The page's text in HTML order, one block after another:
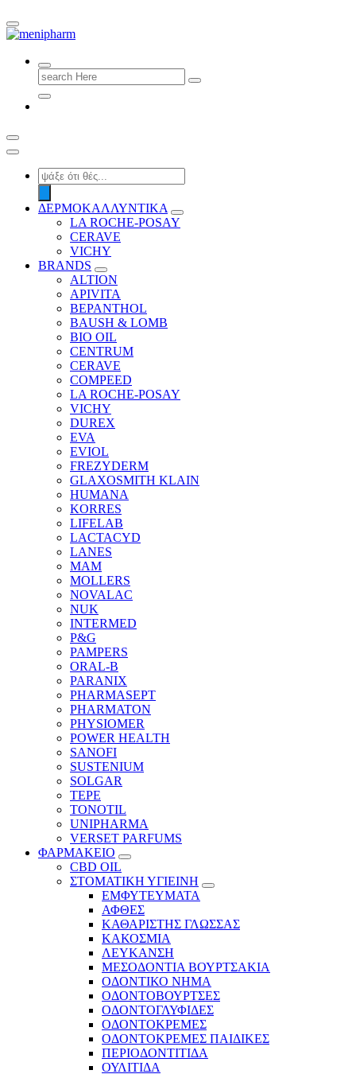
shop 2 easily
Search
for:
Products
search
ΔΕΡΜΟΚΑΛΛΥΝΤΙΚΑ
LA ROCHE-POSAY
CERAVE
VICHY
BRANDS
ALTION
APIVITA
BEPANTHOL
BAUSH & LOMB
BIO OIL
CENTRUM
CERAVE
COMPEED
LA ROCHE-POSAY
VICHY
DUREX
EVA
EVIOL
FREZYDERM
GLAXOSMITH KLAIN
HUMANA
KORRES
LIFELAB
LACTACYD
LANES
MAM
MOLLERS
NOVALAC
NUK
INTERMED
P&G
PAMPERS
ORAL-B
PARANIX
PHARMASEPT
PHARMATON
PHYSIOMER
POWER HEALTH
SANOFI
SUSTENIUM
SOLGAR
TEPE
TONOTIL
UNIPHARMA
VERSET PARFUMS
ΦΑΡΜΑΚΕΙΟ
CBD OIL
ΣΤΟΜΑΤΙΚΗ ΥΓΙΕΙΝΗ
ΕΜΦΥΤΕΥΜΑΤΑ
ΑΦΘΕΣ
ΚΑΘΑΡΙΣΤΗΣ ΓΛΩΣΣΑΣ
ΚΑΚΟΣΜΙΑ
ΛΕΥΚΑΝΣΗ
ΜΕΣΟΔΟΝΤΙΑ ΒΟΥΡΤΣΑΚΙΑ
ΟΔΟΝΤΙΚΟ ΝΗΜΑ
ΟΔΟΝΤΟΒΟΥΡΤΣΕΣ
ΟΔΟΝΤΟΓΛΥΦΙΔΕΣ
ΟΔΟΝΤΟΚΡΕΜΕΣ
ΟΔΟΝΤΟΚΡΕΜΕΣ ΠΑΙΔΙΚΕΣ
ΠΕΡΙΟΔΟΝΤΙΤΙΔΑ
ΟΥΛΙΤΙΔΑ